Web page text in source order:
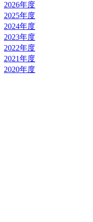
2026年度
2025年度
2024年度
2023年度
2022年度
2021年度
2020年度